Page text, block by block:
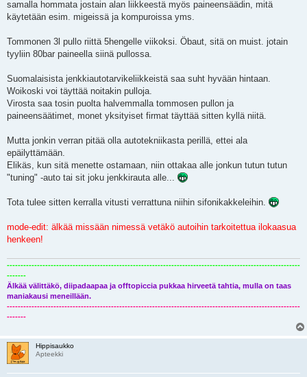
samalla hommata jostain alan liikkeestä myös paineensäädin, mitä
käytetään esim. migeissä ja kompuroissa yms.
Tommonen 3l pullo riittä 5hengelle viikoksi. Öbaut, sitä on muist. jotain
tyyliin 80bar paineella siinä pullossa.
Suomalaisista jenkkiautotarvikeliikkeistä saa suht hyvään hintaan.
Woikoski voi täyttää noitakin pulloja.
Virosta saa tosin puolta halvemmalla tommosen pullon ja
paineensäätimet, monet yksityiset firmat täyttää sitten kyllä niitä.
Mutta jonkin verran pitää olla autotekniikasta perillä, ettei ala
epäilyttämään.
Elikäs, kun sitä menette ostamaan, niin ottakaa alle jonkun tutun tutun
"tuning" -auto tai sit joku jenkkirauta alle...
Tota tulee sitten kerralla vitusti verrattuna niihin sifonikakkeleihin.
mode-edit: älkää missään nimessä vetäkö autoihin tarkoitettua ilokaasua
henkeen!
-----------------------------------------------------------------------------------------------------------
-------
Älkää välittäkö, diipadaapaa ja offtopiccia pukkaa hirveetä tahtia, mulla on taas
maniakausi meneillään.
-----------------------------------------------------------------------------------------------------------
-------
Hippisaukko
Apteekki